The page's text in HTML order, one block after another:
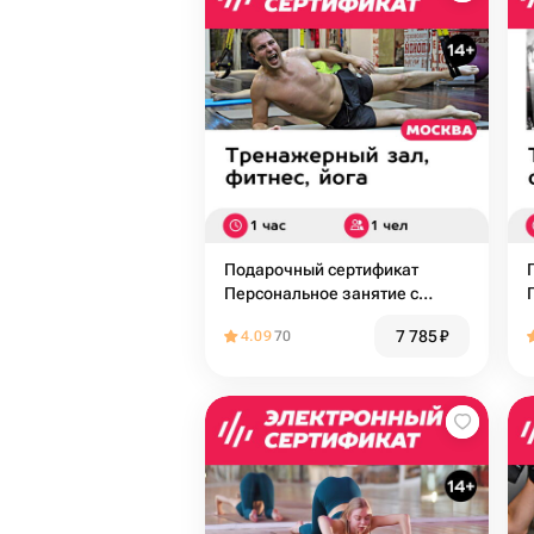
Подарочный сертификат
Персональное занятие с
чел. (Хамовники)
4.0970 7 785₽